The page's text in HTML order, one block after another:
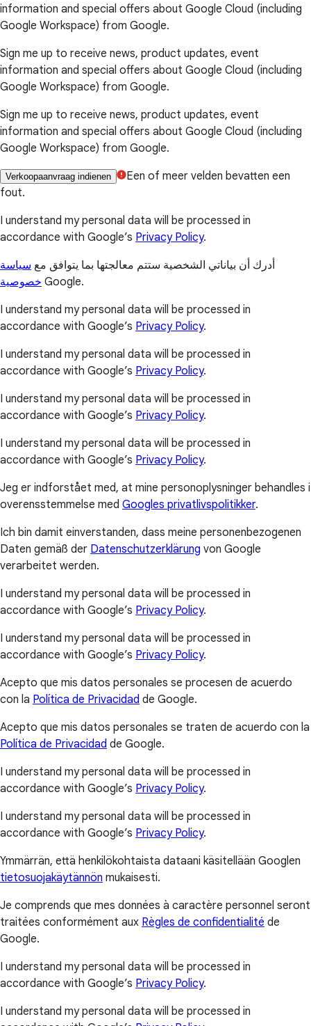
information and special offers about Google Cloud (including
Google Workspace) from Google.
Sign me up to receive news, product updates, event
information and special offers about Google Cloud (including
Google Workspace) from Google.
Sign me up to receive news, product updates, event
information and special offers about Google Cloud (including
Google Workspace) from Google.
Verkoopaanvraag indienen
Een of meer velden bevatten een
fout.
I understand my personal data will be processed in
accordance with Google’s Privacy Policy.
أدرك أن بياناتي الشخصية ستتم معالجتها بما يتوافق مع سياسة
خصوصية Google.
I understand my personal data will be processed in
accordance with Google’s Privacy Policy.
I understand my personal data will be processed in
accordance with Google’s Privacy Policy.
I understand my personal data will be processed in
accordance with Google’s Privacy Policy.
I understand my personal data will be processed in
accordance with Google’s Privacy Policy.
Jeg er indforstået med, at mine personoplysninger behandles i
overensstemmelse med Googles privatlivspolitikker.
Ich bin damit einverstanden, dass meine personenbezogenen
Daten gemäß der Datenschutzerklärung von Google
verarbeitet werden.
I understand my personal data will be processed in
accordance with Google’s Privacy Policy.
I understand my personal data will be processed in
accordance with Google’s Privacy Policy.
Acepto que mis datos personales se procesen de acuerdo
con la Política de Privacidad de Google.
Acepto que mis datos personales se traten de acuerdo con la
Política de Privacidad de Google.
I understand my personal data will be processed in
accordance with Google’s Privacy Policy.
I understand my personal data will be processed in
accordance with Google’s Privacy Policy.
Ymmärrän, että henkilökohtaista dataani käsitellään Googlen
tietosuojakäytännön mukaisesti.
Je comprends que mes données à caractère personnel seront
traitées conformément aux Règles de confidentialité de
Google.
I understand my personal data will be processed in
accordance with Google’s Privacy Policy.
I understand my personal data will be processed in